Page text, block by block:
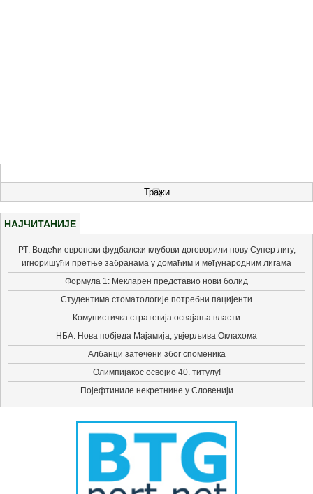
НАЈЧИТАНИЈЕ
РТ: Водећи европски фудбалски клубови договорили нову Супер лигу,
игноришући претње забранама у домаћим и међународним лигама
Формула 1: Мекларен представио нови болид
Студентима стоматологије потребни пацијенти
Комунистичка стратегија освајања власти
НБА: Нова побједа Мајамија, увјерљива Оклахома
Албанци затечени због споменика
Олимпијакос освојио 40. титулу!
Појефтиниле некретнине у Словенији